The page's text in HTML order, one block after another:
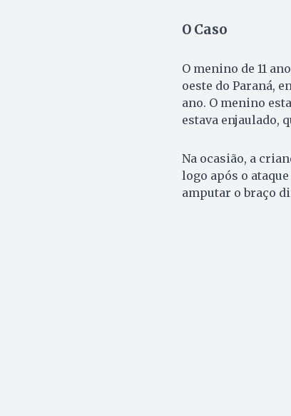
O Caso
O menino de 11
oeste do Paraná,
ano. O menino
estava enjaulado,
Na ocasião, a
logo após o
amputar o braço